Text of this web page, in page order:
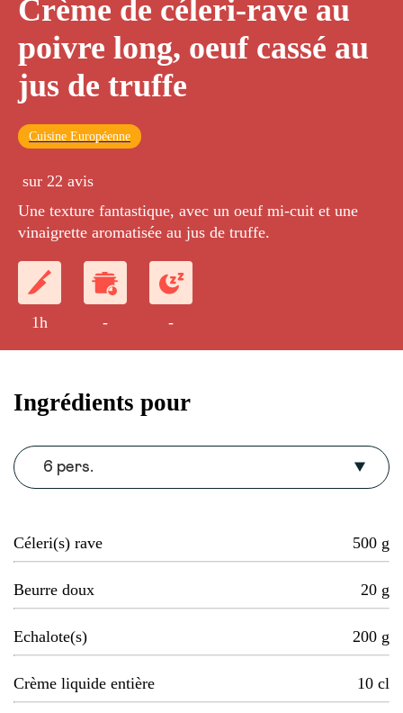
Crème de céleri-rave au
poivre long, oeuf cassé au
jus de truffe
Cuisine Européenne
sur 22 avis
Une texture fantastique, avec un oeuf mi-cuit et une
vinaigrette aromatisée au jus de truffe.
1h - -
Ingrédients pour
6 pers.
Céleri(s) rave 500 g
Beurre doux 20 g
Echalote(s) 200 g
Crème liquide entière 10 cl